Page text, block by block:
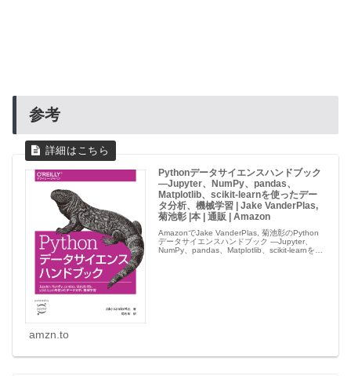
参考
Pythonデータサイエンスハンドブック
―Jupyter、NumPy、pandas、
Matplotlib、scikit-learnを使ったデー
タ分析、機械学習 | Jake VanderPlas,
菊池彰 |本 | 通販 | Amazon
AmazonでJake VanderPlas, 菊池彰のPython
データサイエンスハンドブック ―Jupyter、
NumPy、pandas、Matplotlib、scikit-learnを使
amzn.to